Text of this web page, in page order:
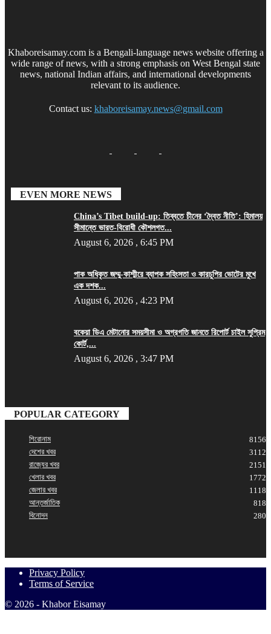
Khaboreisamay.com is a Bengali-language news website offering a
wide range of news, with a strong emphasis on West Bengal state
news, national Indian affairs, and international developments
relevant to its audience.
Contact us: khaboreisamay.news@gmail.com
EVEN MORE NEWS
China’s Tibet build-up: তিব্বতে চীনের ‘দ্বৈত নীতি’: হিমালয়
সীমান্তে ভারত-বিরোধী কৌশলগত...
August 6, 2026 , 6:45 PM
পাক অধিকৃত জম্মু-কাশ্মীরে ব্যাপক সহিংসতা ও কারচুপির ভোটের মুখে
এক দশক...
August 6, 2026 , 4:23 PM
বকেয়া ডিএ মেটানোর সময়সীমা ও অগ্রগতি জানতে রিপোর্ট চাইল সুপ্রিম
কোর্ট,...
August 6, 2026 , 3:47 PM
POPULAR CATEGORY
শিরোনাম
8156
দেশের খবর
3112
রাজ্যের খবর
2151
খেলার খবর
1772
জেলার খবর
1118
আন্তর্জাতিক
818
বিনোদন
280
Privacy Policy
Terms of Service
© 2026 - Khabor Eisamay